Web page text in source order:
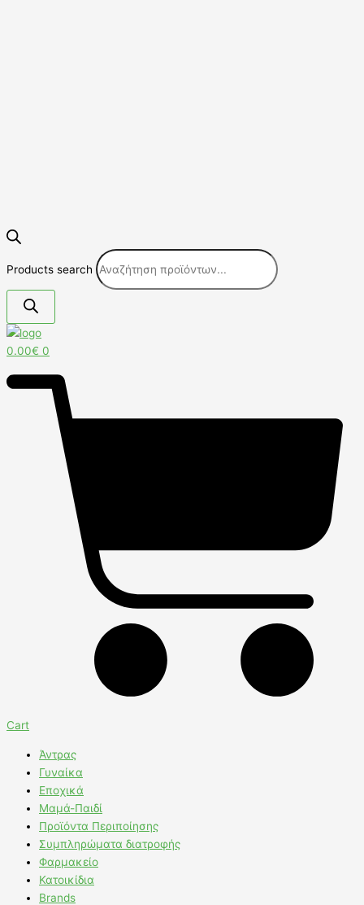
Products search
0.00€ 0
Cart
Άντρας
Γυναίκα
Εποχικά
Μαμά-Παιδί
Προϊόντα Περιποίησης
Συμπληρώματα διατροφής
Φαρμακείο
Κατοικίδια
Brands